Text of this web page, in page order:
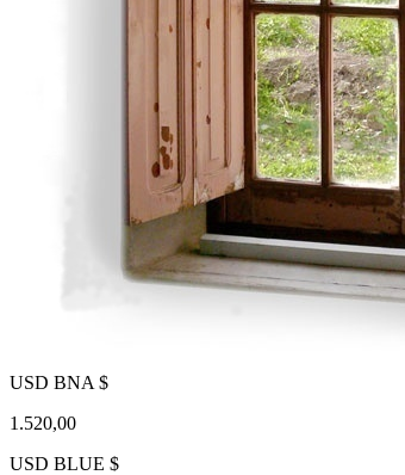
USD BNA $
1.520,00
USD BLUE $